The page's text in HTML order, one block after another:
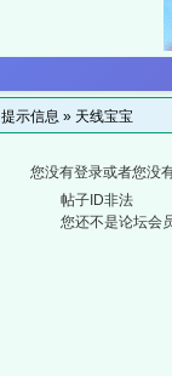
提示信息 » 天线宝宝
您没有登录或者您没
帖子ID非法
您还不是论坛会